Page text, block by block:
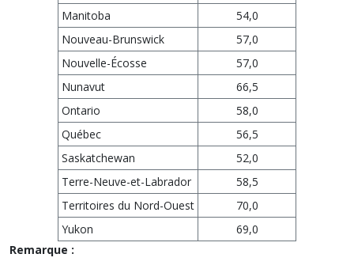
Manitoba
54,0
Nouveau-Brunswick
57,0
Nouvelle-Écosse
57,0
Nunavut
66,5
Ontario
58,0
Québec
56,5
Saskatchewan
52,0
Terre-Neuve-et-Labrador
58,5
Territoires du Nord-Ouest
70,0
Yukon
69,0
Remarque :